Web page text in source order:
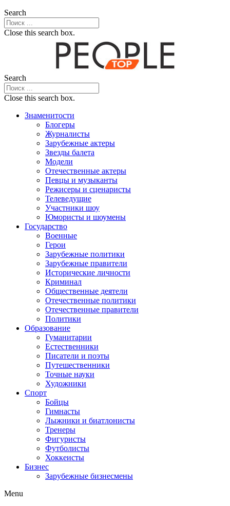
Search
Close this search box.
Search
Close this search box.
Знаменитости
Блогеры
Журналисты
Зарубежные актеры
Звезды балета
Модели
Отечественные актеры
Певцы и музыканты
Режисеры и сценаристы
Телеведущие
Участники шоу
Юмористы и шоумены
Государство
Военные
Герои
Зарубежные политики
Зарубежные правители
Исторические личности
Криминал
Общественные деятели
Отечественные политики
Отечественные правители
Политики
Образование
Гуманитарии
Естественники
Писатели и поэты
Путешественники
Точные науки
Художники
Спорт
Бойцы
Гимнасты
Лыжники и биатлонисты
Тренеры
Фигуристы
Футболисты
Хоккеисты
Бизнес
Зарубежные бизнесмены
Menu